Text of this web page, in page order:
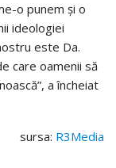
o punem și o
ideologiei
este Da.
care oamenii să
a încheiat
sursa: R3Media